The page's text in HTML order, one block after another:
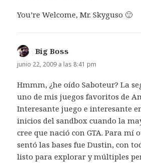
You’re Welcome, Mr. Skyguso 🙂
Big Boss
junio 22, 2009 a las 8:41 pm
Hmmm, ¿he oído Saboteur? La
uno de mis juegos favoritos de
Interesante juego e interesante
inicios del sandbox cuando la
cree que nació con GTA. Para mí
sentó las bases fue Dustin, con
listo para explorar y múltiples